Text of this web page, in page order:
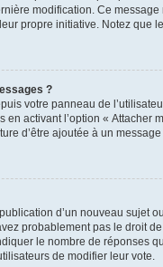
modification. Ce
propre initiative. Notez que
?
votre panneau de
activant l’option « Attacher
d’être ajoutée à un
d’un nouveau sujet
probablement pas le droit
le nombre de réponses
de modifier leur vote.